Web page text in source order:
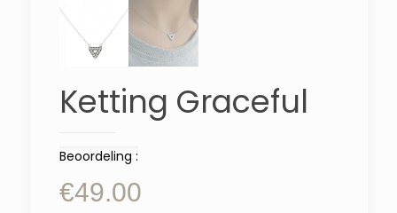
Ketting Graceful
Beoordeling :
€49.00